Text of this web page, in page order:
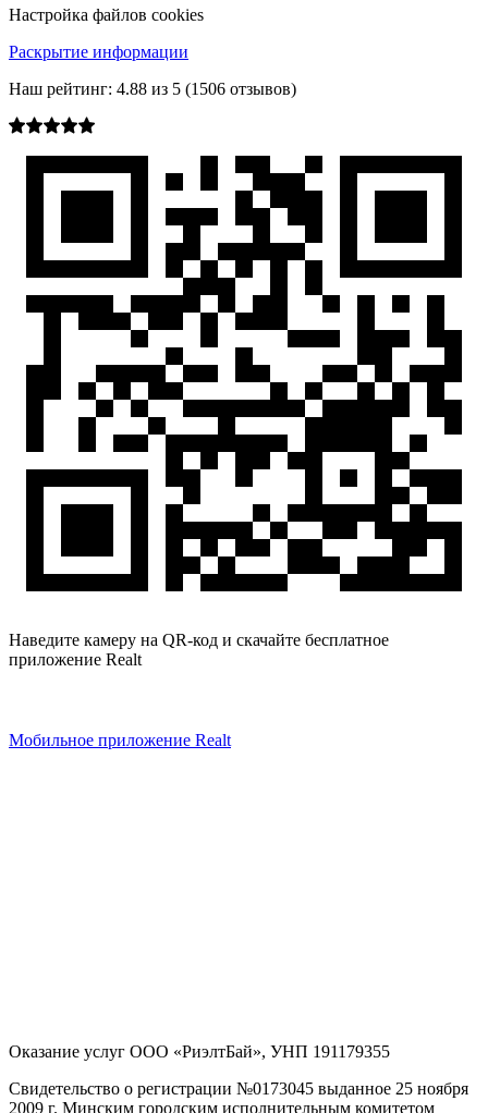
Настройка файлов cookies
Раскрытие информации
Наш рейтинг: 4.88 из 5 (1506 отзывов)
Наведите камеру на QR-код и скачайте бесплатное
приложение Realt
Мобильное приложение Realt
Оказание услуг ООО «РиэлтБай», УНП 191179355
Свидетельство о регистрации №0173045 выданное 25 ноября
2009 г. Минским городским исполнительным комитетом